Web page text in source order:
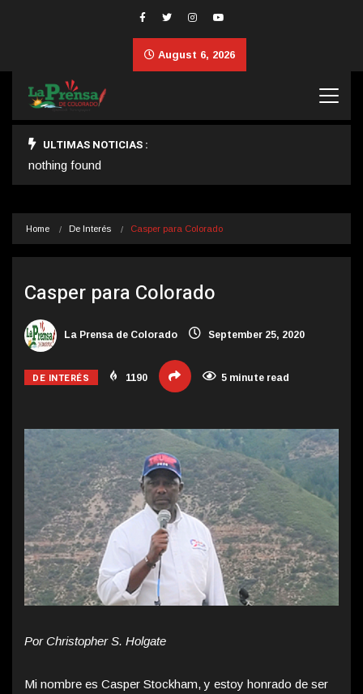
August 6, 2026
ULTIMAS NOTICIAS :
nothing found
Home De Interés Casper para Colorado
Casper para Colorado
La Prensa de Colorado September 25, 2020
DE INTERÉS 1190 5 minute read
Por Christopher S. Holgate
Mi nombre es Casper Stockham, y estoy honrado de ser